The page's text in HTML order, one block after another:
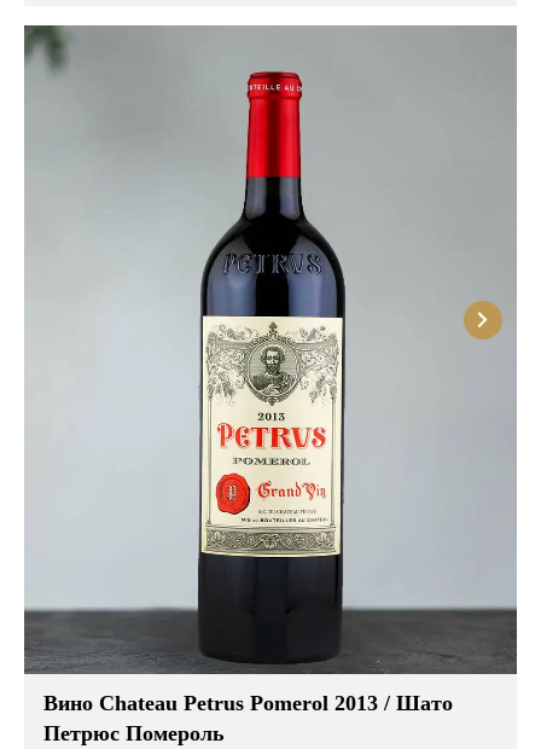
Вино Chateau Petrus Pomerol 2013 / Шато
Петрюс Помероль